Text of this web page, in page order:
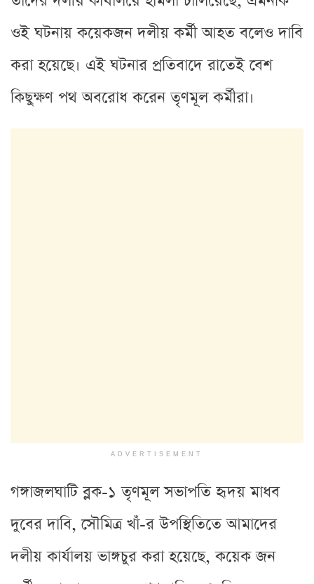
ওই ঘটনায় কয়েকজন দলীয় কর্মী আহত বলেও দাবি
করা হয়েছে। এই ঘটনার প্রতিবাদে রাতেই বেশ
কিছুক্ষণ পথ অবরোধ করেন তৃণমূল কর্মীরা।
ADVERTISEMENT
গঙ্গাজলঘাটি ব্লক-১ তৃণমূল সভাপতি হৃদয় মাধব
দুবের দাবি, সৌমিত্র খাঁ-র উপস্থিতিতে আমাদের
দলীয় কার্যালয় ভাঙ্গচুর করা হয়েছে, কয়েক জন